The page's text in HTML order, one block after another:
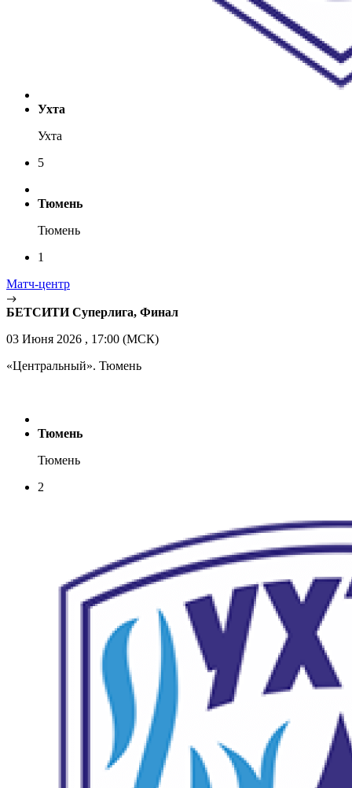
Ухта
Ухта
5
Тюмень
Тюмень
1
Матч-центр
БЕТСИТИ Суперлига, Финал
03 Июня 2026 , 17:00 (МСК)
«Центральный». Тюмень
Тюмень
Тюмень
2